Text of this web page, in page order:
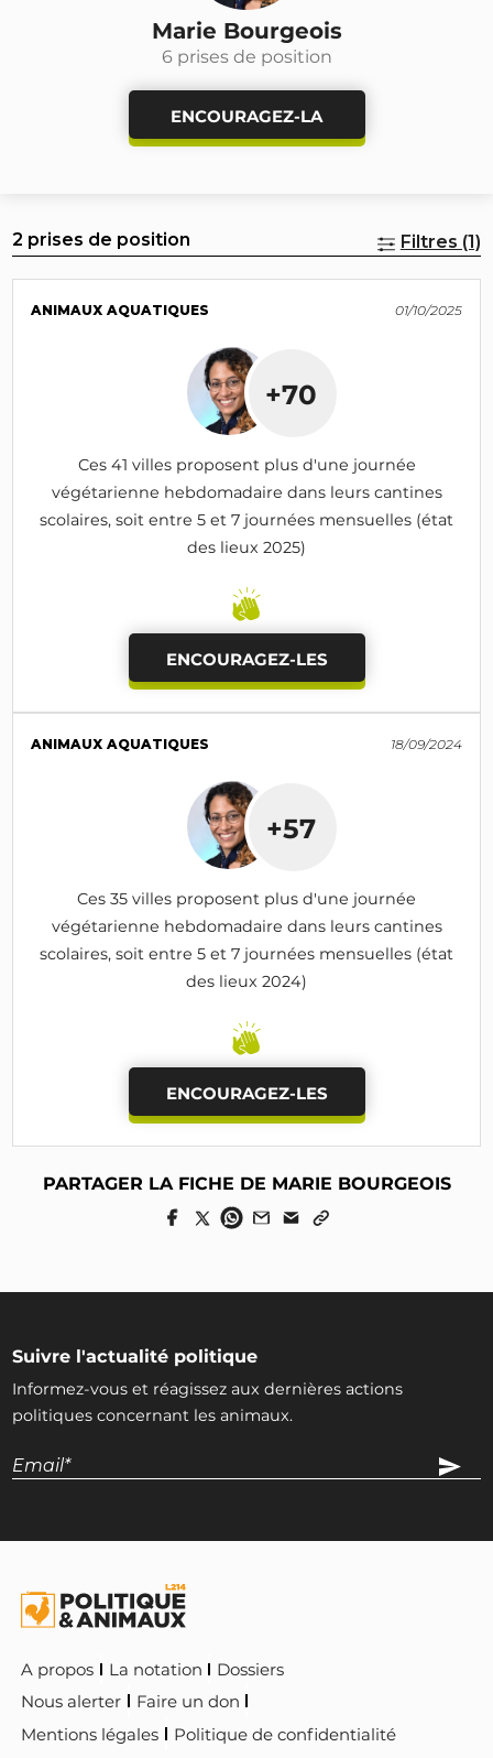
Marie Bourgeois
6 prises de position
ENCOURAGEZ-LA
2 prises de position Filtres (1)
ANIMAUX AQUATIQUES 01/10/2025
+70
Ces 41 villes proposent plus d'une journée
végétarienne hebdomadaire dans leurs cantines
scolaires, soit entre 5 et 7 journées mensuelles (état
des lieux 2025)
ENCOURAGEZ-LES
ANIMAUX AQUATIQUES 18/09/2024
+57
Ces 35 villes proposent plus d'une journée
végétarienne hebdomadaire dans leurs cantines
scolaires, soit entre 5 et 7 journées mensuelles (état
des lieux 2024)
ENCOURAGEZ-LES
PARTAGER LA FICHE DE MARIE BOURGEOIS
Suivre l'actualité politique
Informez-vous et réagissez aux dernières actions
politiques concernant les animaux.
A propos La notation
Dossiers
Nous alerter
Faire un don
Mentions légales
Politique de confidentialité